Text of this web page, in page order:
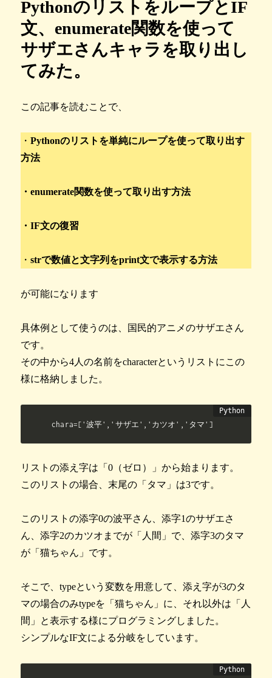
PythonのリストをループとIF
文、enumerate関数を使って
サザエさんキャラを取り出し
てみた。
この記事を読むことで、
・Pythonのリストを単純にループを使って取り出す
方法
・enumerate関数を使って取り出す方法
・IF文の復習
・strで数値と文字列をprint文で表示する方法
が可能になります
具体例として使うのは、国民的アニメのサザエさん
です。
その中から4人の名前をcharacterというリストにこの
様に格納しました。
chara=['波平','サザエ','カツオ','タマ']
リストの添え字は「0（ゼロ）」から始まります。
このリストの場合、末尾の「タマ」は3です。
このリストの添字0の波平さん、添字1のサザエさ
ん、添字2のカツオまでが「人間」で、添字3のタマ
が「猫ちゃん」です。
そこで、typeという変数を用意して、添え字が3のタ
マの場合のみtypeを「猫ちゃん」に、それ以外は「人
間」と表示する様にプログラミングしました。
シンプルなIF文による分岐をしています。